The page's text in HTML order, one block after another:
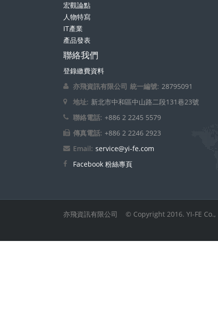
人物特寫
IT產業
產品發表
聯絡我們
登錄繳費資料
亦飛資訊有限公司
地址: 新北市中和區中山路二段131巷23號
聯絡電話: +886 2 2245 5579
傳真電話: +886 2 2246 2923
Email: service@yi-fe.com
Facebook 粉絲專頁
亦飛資訊有限公司 © Copyright 2016. YI-FE